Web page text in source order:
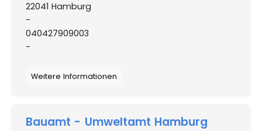
22041 Hamburg
-
040427909003
-
Weitere Informationen
Bauamt - Umweltamt Hamburg